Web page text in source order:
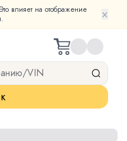
влияет на отображение
×